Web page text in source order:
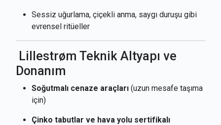
Sessiz uğurlama, çiçekli anma, saygı duruşu gibi
evrensel ritüeller
Lillestrøm Teknik Altyapı ve
Donanım
Soğutmalı cenaze araçları (uzun mesafe taşıma
için)
Çinko tabutlar ve hava yolu sertifikalı